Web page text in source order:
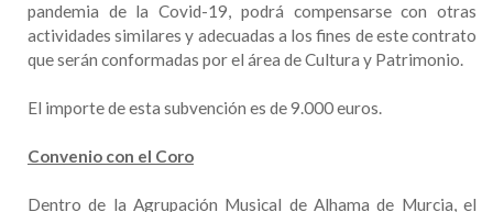
pandemia de la Covid-19, podrá compensarse con otras
actividades similares y adecuadas a los fines de este contrato
que serán conformadas por el área de Cultura y Patrimonio.
El importe de esta subvención es de 9.000 euros.
Convenio con el Coro
Dentro de la Agrupación Musical de Alhama de Murcia, el